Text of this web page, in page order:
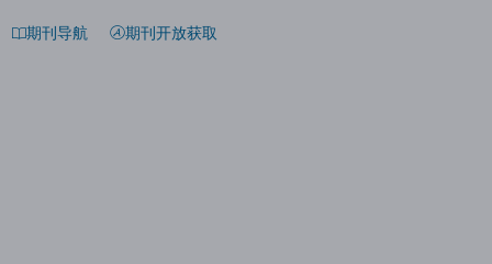
期刊导航 期刊开放获取